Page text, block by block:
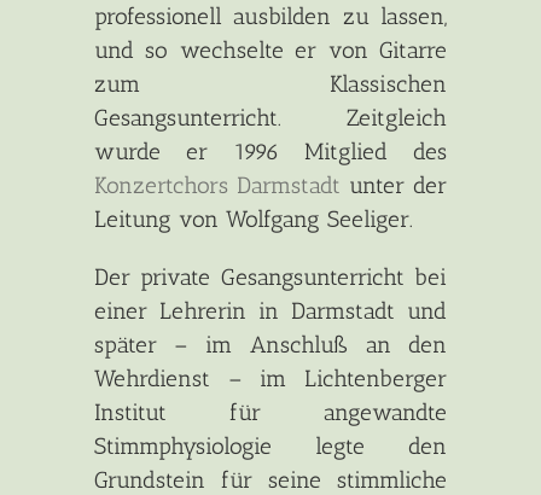
professionell ausbilden zu lassen,
und so wechselte er von Gitarre
zum Klassischen
Gesangsunterricht. Zeitgleich
wurde er 1996 Mitglied des
Konzertchors Darmstadt unter der
Leitung von Wolfgang Seeliger.
Der private Gesangsunterricht bei
einer Lehrerin in Darmstadt und
später – im Anschluß an den
Wehrdienst – im Lichtenberger
Institut für angewandte
Stimmphysiologie legte den
Grundstein für seine stimmliche